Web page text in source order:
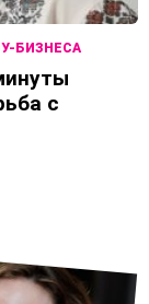
БИЗНЕСА
с